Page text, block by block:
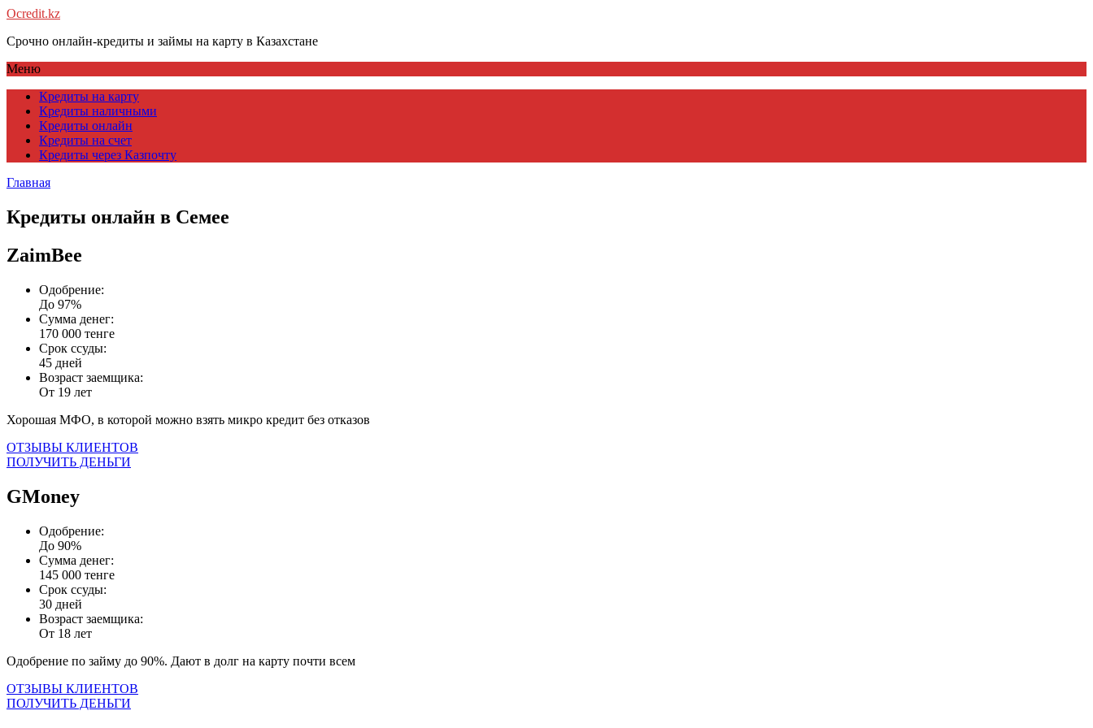
Ocredit.kz
Срочно онлайн-кредиты и займы на карту в Казахстане
Меню
Кредиты на карту
Кредиты наличными
Кредиты онлайн
Кредиты на счет
Кредиты через Казпочту
Главная
Кредиты онлайн в Семее
ZaimBee
Одобрение:
До 97%
Сумма денег:
170 000 тенге
Срок ссуды:
45 дней
Возраст заемщика:
От 19 лет
Хорошая МФО, в которой можно взять микро кредит без отказов
ОТЗЫВЫ КЛИЕНТОВ
ПОЛУЧИТЬ ДЕНЬГИ
GMoney
Одобрение:
До 90%
Сумма денег:
145 000 тенге
Срок ссуды:
30 дней
Возраст заемщика:
От 18 лет
Одобрение по займу до 90%. Дают в долг на карту почти всем
ОТЗЫВЫ КЛИЕНТОВ
ПОЛУЧИТЬ ДЕНЬГИ